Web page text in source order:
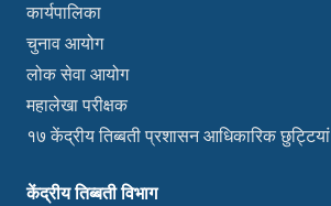
कार्यपालिका
चुनाव आयोग
लोक सेवा आयोग
महालेखा परीक्षक
१७ केंद्रीय तिब्बती प्रशासन आधिकारिक छुट्टियां
केंद्रीय तिब्बती विभाग